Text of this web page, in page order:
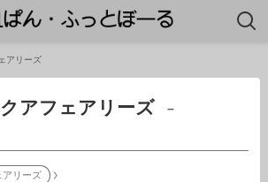
アリーズ
アフェアリーズ
–
アリーズ